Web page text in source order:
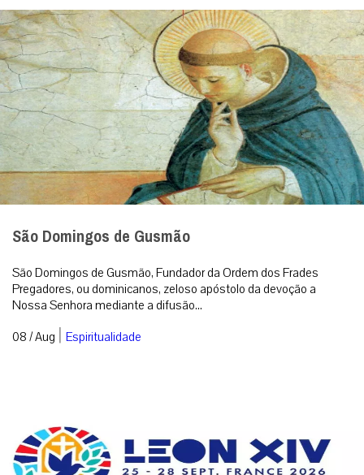
São Domingos de Gusmão
São Domingos de Gusmão, Fundador da Ordem dos Frades
Pregadores, ou dominicanos, zeloso apóstolo da devoção a
Nossa Senhora mediante a difusão...
08 / Aug | Espiritualidade